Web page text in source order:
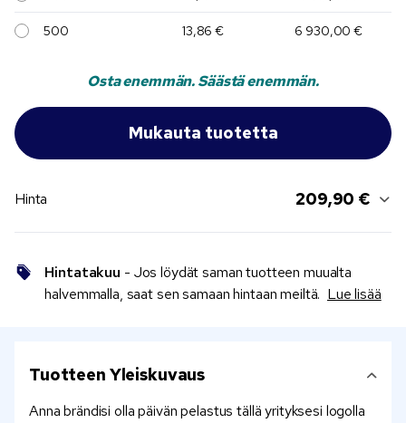
500 13,86 € 6 930,00 €
Osta enemmän. Säästä enemmän.
Hinta 209,90 €
Hintatakuu - Jos löydät saman tuotteen muualta
halvemmalla, saat sen samaan hintaan meiltä. Lue lisää
Tuotteen Yleiskuvaus
Anna brändisi olla päivän pelastus tällä yrityksesi logolla